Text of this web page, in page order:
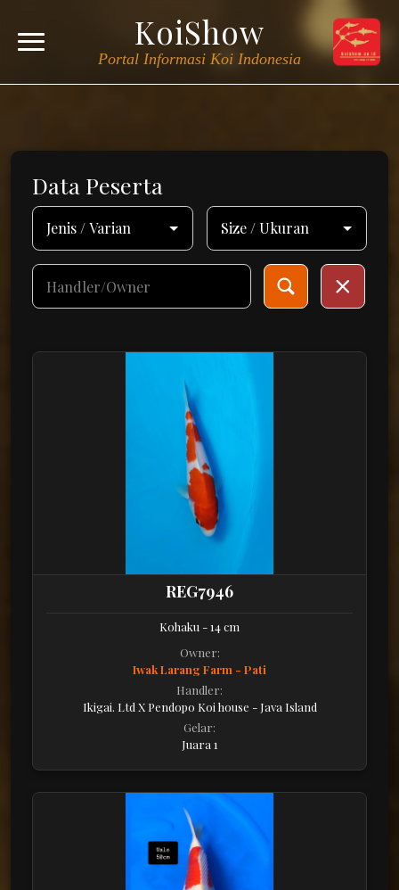
KoiShow
Portal Informasi Koi Indonesia
Data Peserta
Varian Kelas
Handler/Owner
REG7946
Kohaku - 14 cm
Owner:
Iwak Larang Farm - Pati
Handler:
Ikigai. Ltd X Pendopo Koi house - Java Island
Gelar:
Juara 1